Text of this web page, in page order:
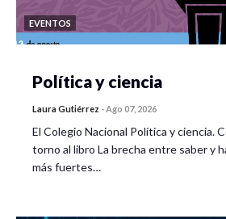
EVENTOS
Política y ciencia
Laura Gutiérrez -Ago 07, 2026
El Colegio Nacional Política y ciencia.
torno al libro La brecha entre saber y
más fuertes…